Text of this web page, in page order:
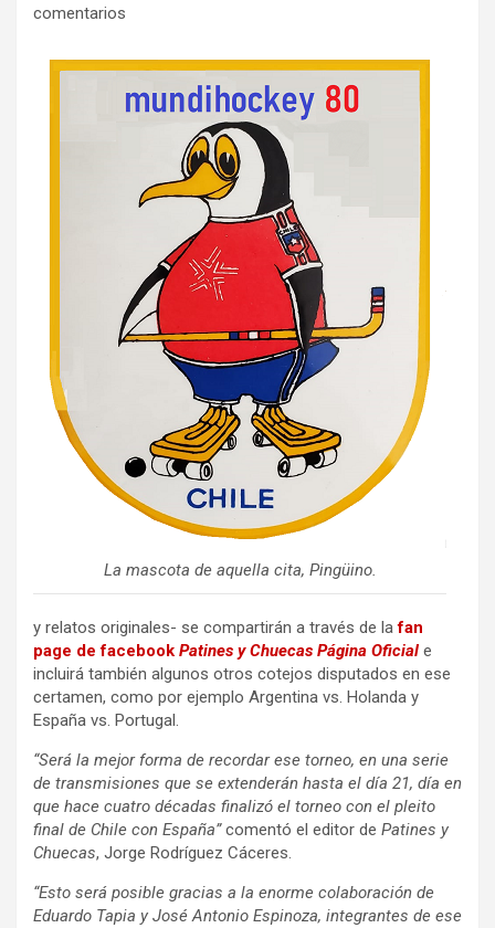
comentarios
La mascota de aquella cita, Pingüino.
y relatos originales- se compartirán a través de lafan
page de facebook Patines y Chuecas Página Oficial e
incluirá también algunos otros cotejos disputados en ese
certamen, como por ejemplo Argentina vs. Holanda y
España vs. Portugal.
“Será la mejor forma de recordar ese torneo, en una serie
de transmisiones que se extenderán hasta el día 21, día en
que hace cuatro décadas finalizó el torneo con el pleito
final de Chile con España”comentó el editor de Patines y
Chuecas, Jorge Rodríguez Cáceres.
“Esto será posible gracias a la enorme colaboración de
Eduardo Tapia y José Antonio Espinoza, integrantes de ese